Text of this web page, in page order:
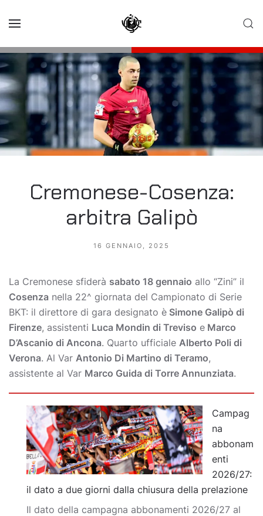
Cremonese-Cosenza:
arbitra Galipò
16 GENNAIO, 2025
La Cremonese sfiderà sabato 18 gennaio allo “Zini” il
Cosenza nella 22^ giornata del Campionato di Serie
BKT: il direttore di gara designato è Simone Galipò di
Firenze, assistenti Luca Mondin di Treviso e Marco
D’Ascanio di Ancona. Quarto ufficiale Alberto Poli di
Verona. Al Var Antonio Di Martino di Teramo,
assistente al Var Marco Guida di Torre Annunziata.
Campag
na
abbonam
enti
2026/27:
il dato a due giorni dalla chiusura della prelazione
Il dato della campagna abbonamenti 2026/27 al